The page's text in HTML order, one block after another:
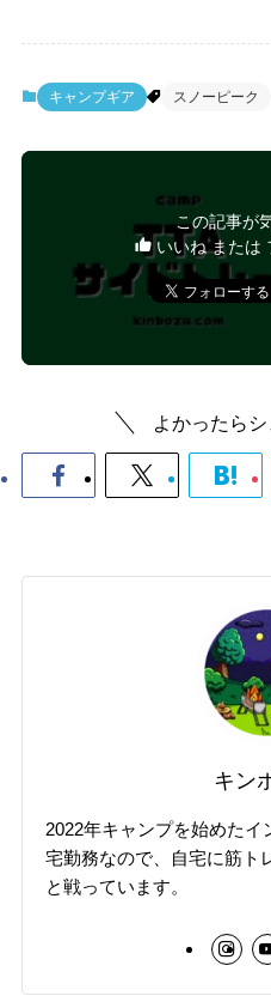
キャンプギア スノーピーク
この記事が
いいね または
よかったらシ
キン
2022年キャンプを始めた
宅勤務なので、自宅に筋ト
と戦っています。